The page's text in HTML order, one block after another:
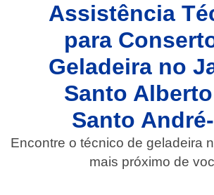
Assistência
para
Geladeira no
Santo
Santo
Encontre o técnico de geladeira
mais próximo de